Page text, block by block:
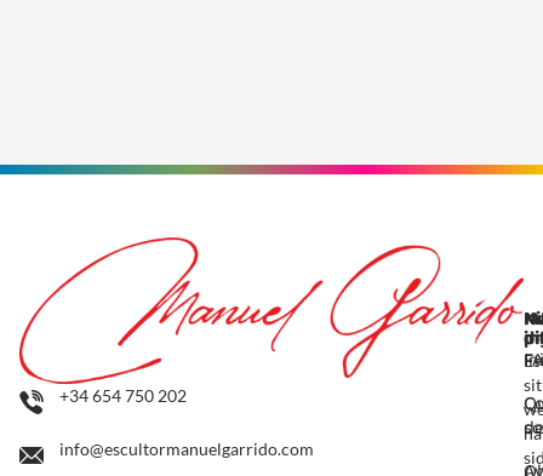
+34 654 750 202
info@escultormanuelgarrido.com
ha